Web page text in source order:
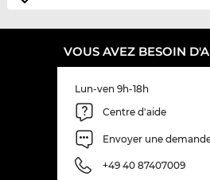
VOUS AVEZ BESOIN
Lun-ven 9h-18h
Centre d'aide
Envoyer une
+49 40 87407009